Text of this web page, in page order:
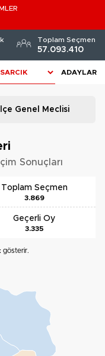
Toplam Seçmen
57.093.410
ADAYLAR
İlçe Genel Meclisi
Sonuçları
Toplam Seçmen
3.869
Geçerli Oy
3.335
gösterir.